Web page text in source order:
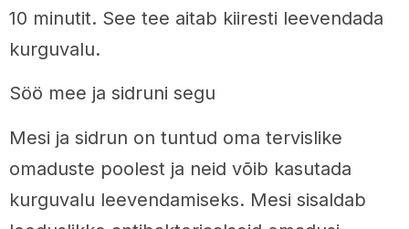
10 minutit. See tee aitab kiiresti leevendada
kurguvalu.
Söö mee ja sidruni segu
Mesi ja sidrun on tuntud oma tervislike
omaduste poolest ja neid võib kasutada
kurguvalu leevendamiseks. Mesi sisaldab